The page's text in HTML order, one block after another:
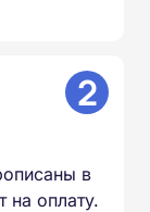
2
в
на оплату.